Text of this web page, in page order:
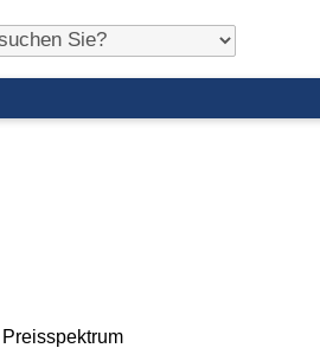
Preisspektrum